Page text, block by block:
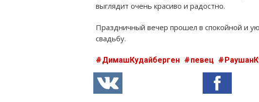
выглядит очень красиво и радостно.
Праздничный вечер прошел в спокойной и
свадьбу.
ДимашКудайберген певец